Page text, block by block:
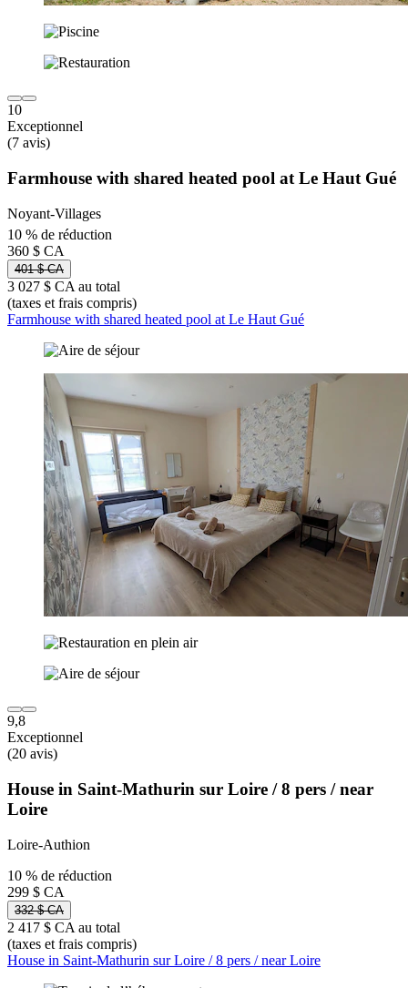
10
Exceptionnel
(7 avis)
Farmhouse with shared heated pool at Le Haut Gué
Noyant-Villages
10 % de réduction
360 $ CA
401 $ CA
3 027 $ CA au total
(taxes et frais compris)
Farmhouse with shared heated pool at Le Haut Gué
9,8
Exceptionnel
(20 avis)
House in Saint-Mathurin sur Loire / 8 pers / near
Loire
Loire-Authion
10 % de réduction
299 $ CA
332 $ CA
2 417 $ CA au total
(taxes et frais compris)
House in Saint-Mathurin sur Loire / 8 pers / near Loire